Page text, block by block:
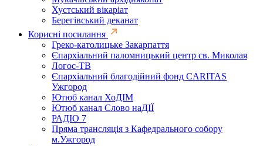
Хустський вікаріат
Берегівський деканат
Корисні посилання
Греко-католицьке Закарпаття
Єпархіальний паломницький центр св. Миколая
Логос-ТВ
Єпархіальний благодійний фонд CARITAS
Ужгород
Ютюб канал ХоДІМ
Ютюб канал Слово наДІЇ
РАДІО 7
Пряма трансляція з Кафедрального собору
м.Ужгород